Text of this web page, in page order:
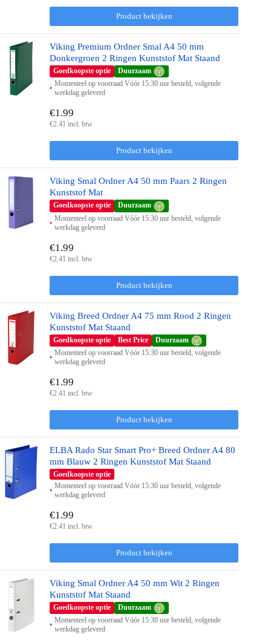
Product bekijken
Viking Premium Ordner Smal A4 50 mm
Donkergroen 2 Ringen Kunststof Mat Staand
Goedkoopste optie
Duurzaam
Momenteel op voorraad Vóór 15:30 uur besteld, volgende
werkdag geleverd
Product bekijken
€1.99
€2.41 incl. btw
Viking Smal Ordner A4 50 mm Paars 2 Ringen
Kunststof Mat
Goedkoopste optie
Duurzaam
Momenteel op voorraad Vóór 15:30 uur besteld, volgende
werkdag geleverd
Product bekijken
€1.99
€2.41 incl. btw
Viking Breed Ordner A4 75 mm Rood 2 Ringen
Kunststof Mat Staand
Goedkoopste optie Best Price
Duurzaam
Momenteel op voorraad Vóór 15:30 uur besteld, volgende
werkdag geleverd
Product bekijken
€1.99
€2.41 incl. btw
ELBA Rado Star Smart Pro+ Breed Ordner A4 80
mm Blauw 2 Ringen Kunststof Mat Staand
Goedkoopste optie
Momenteel op voorraad Vóór 15:30 uur besteld, volgende
werkdag geleverd
Product bekijken
€1.99
€2.41 incl. btw
Viking Smal Ordner A4 50 mm Wit 2 Ringen
Kunststof Mat Staand
Goedkoopste optie
Duurzaam
Momenteel op voorraad Vóór 15:30 uur besteld, volgende
werkdag geleverd